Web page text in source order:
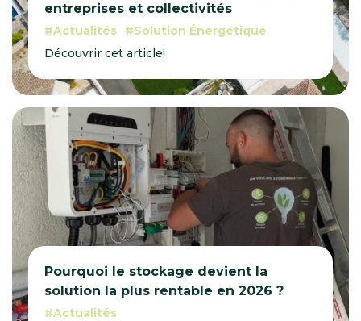
entreprises et collectivités
Actualités
Solution Énergétique
Découvrir cet article!
Pourquoi le stockage devient la
solution la plus rentable en 2026 ?
Actualités